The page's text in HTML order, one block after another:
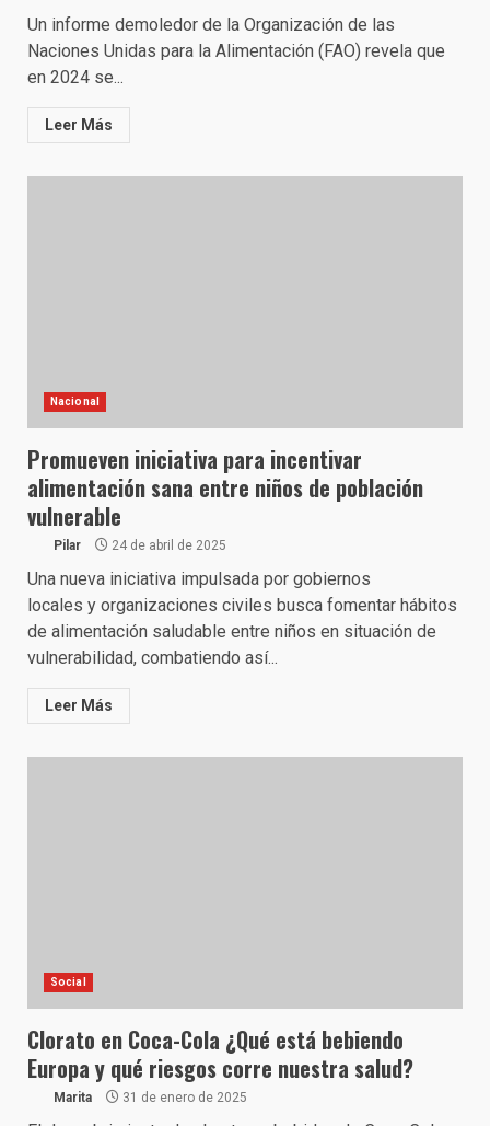
Un informe demoledor de la Organización de las
Naciones Unidas para la Alimentación (FAO) revela que
en 2024 se...
Leer Más
Nacional
Promueven iniciativa para incentivar
alimentación sana entre niños de población
vulnerable
Pilar 24 de abril de 2025
Una nueva iniciativa impulsada por gobiernos
locales y organizaciones civiles busca fomentar hábitos
de alimentación saludable entre niños en situación de
vulnerabilidad, combatiendo así...
Leer Más
Social
Clorato en Coca-Cola ¿Qué está bebiendo
Europa y qué riesgos corre nuestra salud?
Marita 31 de enero de 2025